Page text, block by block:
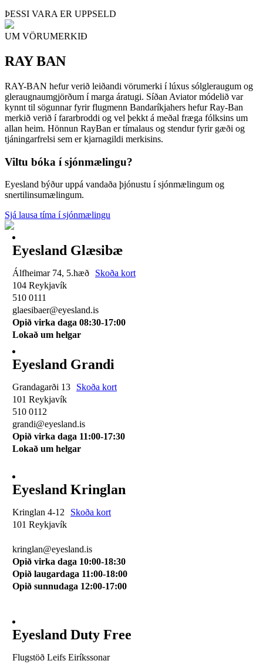
ÞESSI VARA ER UPPSELD
UM VÖRUMERKIÐ
RAY BAN
RAY-BAN hefur verið leiðandi vörumerki í lúxus sólgleraugum og
gleraugnaumgjörðum í marga áratugi. Síðan Aviator módelið var
kynnt til sögunnar fyrir flugmenn Bandaríkjahers hefur Ray-Ban
merkið verið í fararbroddi og vel þekkt á meðal fræga fólksins um
allan heim. Hönnun RayBan er tímalaus og stendur fyrir gæði og
tjáningarfrelsi sem er kjarnagildi merkisins.
Viltu bóka í sjónmælingu?
Eyesland býður uppá vandaða þjónustu í sjónmælingum og
snertilinsumælingum.
Sjá lausa tíma í sjónmælingu
Eyesland Glæsibæ
Álfheimar 74, 5.hæð
Skoða kort
104 Reykjavík
510 0111
glaesibaer@eyesland.is
Opið virka daga 08:30-17:00
Lokað um helgar
Eyesland Grandi
Grandagarði 13
Skoða kort
101 Reykjavík
510 0112
grandi@eyesland.is
Opið virka daga 11:00-17:30
Lokað um helgar
Eyesland Kringlan
Kringlan 4-12
Skoða kort
101 Reykjavík
kringlan@eyesland.is
Opið virka daga 10:00-18:30
Opið laugardaga 11:00-18:00
Opið sunnudaga 12:00-17:00
Eyesland Duty Free
Flugstöð Leifs Eiríkssonar